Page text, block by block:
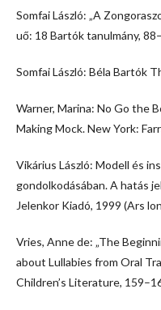
Somfai László: „A
uő: 18 Bartók tanulmány,
Somfai László: Béla Bartók
Warner, Marina: No Go the
Making Mock. New York:
Vikárius László: Modell és
gondolkodásában. A hatás
Jelenkor Kiadó, 1999 (Ars
Vries, Anne de: „The
about Lullabies from Oral
Children’s Literature,